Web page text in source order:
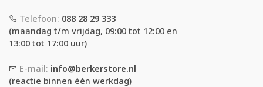
Telefoon: 088 28 29 333
(maandag t/m vrijdag, 09:00 tot 12:00 en
13:00 tot 17:00 uur)
E-mail: info@berkerstore.nl
(reactie binnen één werkdag)